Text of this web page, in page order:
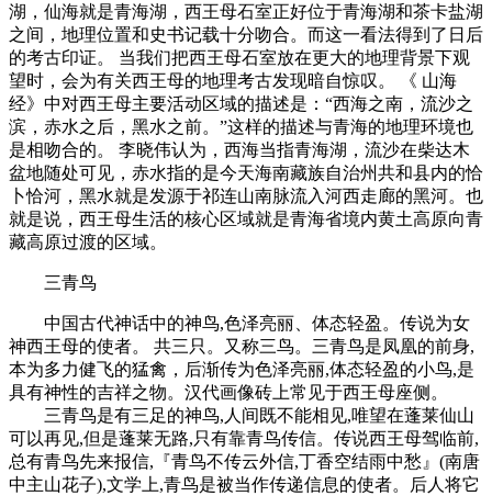
湖，仙海就是青海湖，西王母石室正好位于青海湖和茶卡盐湖
之间，地理位置和史书记载十分吻合。而这一看法得到了日后
的考古印证。 当我们把西王母石室放在更大的地理背景下观
望时，会为有关西王母的地理考古发现暗自惊叹。 《 山海
经》中对西王母主要活动区域的描述是：“西海之南，流沙之
滨，赤水之后，黑水之前。”这样的描述与青海的地理环境也
是相吻合的。 李晓伟认为，西海当指青海湖，流沙在柴达木
盆地随处可见，赤水指的是今天海南藏族自治州共和县内的恰
卜恰河，黑水就是发源于祁连山南脉流入河西走廊的黑河。也
就是说，西王母生活的核心区域就是青海省境内黄土高原向青
藏高原过渡的区域。
三青鸟
中国古代神话中的神鸟,色泽亮丽、体态轻盈。传说为女
神西王母的使者。 共三只。又称三鸟。三青鸟是凤凰的前身,
本为多力健飞的猛禽，后渐传为色泽亮丽,体态轻盈的小鸟,是
具有神性的吉祥之物。汉代画像砖上常见于西王母座侧。
三青鸟是有三足的神鸟,人间既不能相见,唯望在蓬莱仙山
可以再见,但是蓬莱无路,只有靠青鸟传信。传说西王母驾临前,
总有青鸟先来报信,『青鸟不传云外信,丁香空结雨中愁』(南唐
中主山花子),文学上,青鸟是被当作传递信息的使者。后人将它